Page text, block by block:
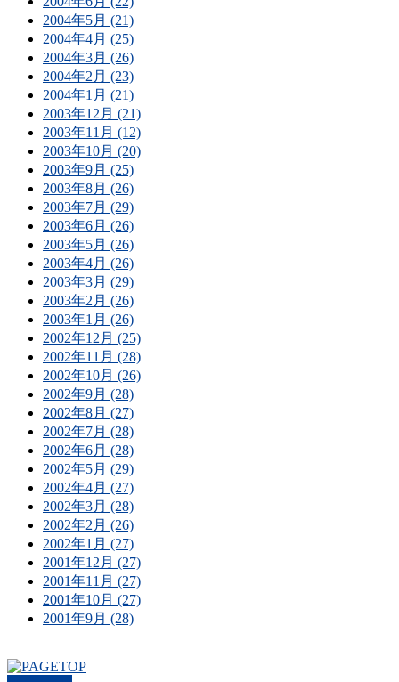
2004年5月 (21)
2004年4月 (25)
2004年3月 (26)
2004年2月 (23)
2004年1月 (21)
2003年12月 (21)
2003年11月 (12)
2003年10月 (20)
2003年9月 (25)
2003年8月 (26)
2003年7月 (29)
2003年6月 (26)
2003年5月 (26)
2003年4月 (26)
2003年3月 (29)
2003年2月 (26)
2003年1月 (26)
2002年12月 (25)
2002年11月 (28)
2002年10月 (26)
2002年9月 (28)
2002年8月 (27)
2002年7月 (28)
2002年6月 (28)
2002年5月 (29)
2002年4月 (27)
2002年3月 (28)
2002年2月 (26)
2002年1月 (27)
2001年12月 (27)
2001年11月 (27)
2001年10月 (27)
2001年9月 (28)